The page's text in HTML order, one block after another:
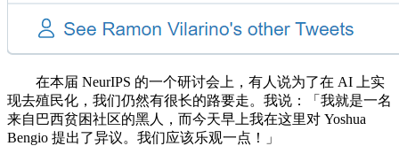
在本届 NeurIPS 的一个研讨会上，有人说为了在 AI 上实
现去殖民化，我们仍然有很长的路要走。我说：「我就是一名
来自巴西贫困社区的黑人，而今天早上我在这里对 Yoshua
Bengio 提出了异议。我们应该乐观一点！」